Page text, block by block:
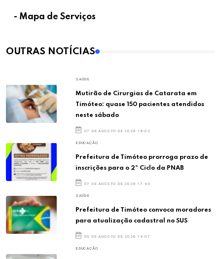
- Mapa de Serviços
OUTRAS NOTÍCIAS
SAÚDE
Mutirão de Cirurgias de Catarata em
Timóteo: quase 150 pacientes atendidos
neste sábado
07 DE AGOSTO DE 2026 18:02
EDUCAÇÃO
Prefeitura de Timóteo prorroga prazo de
inscrições para o 2º Ciclo da PNAB
07 DE AGOSTO DE 2026 17:44
SAÚDE
Prefeitura de Timóteo convoca moradores
para atualização cadastral no SUS
05 DE AGOSTO DE 2026 14:07
EDUCAÇÃO